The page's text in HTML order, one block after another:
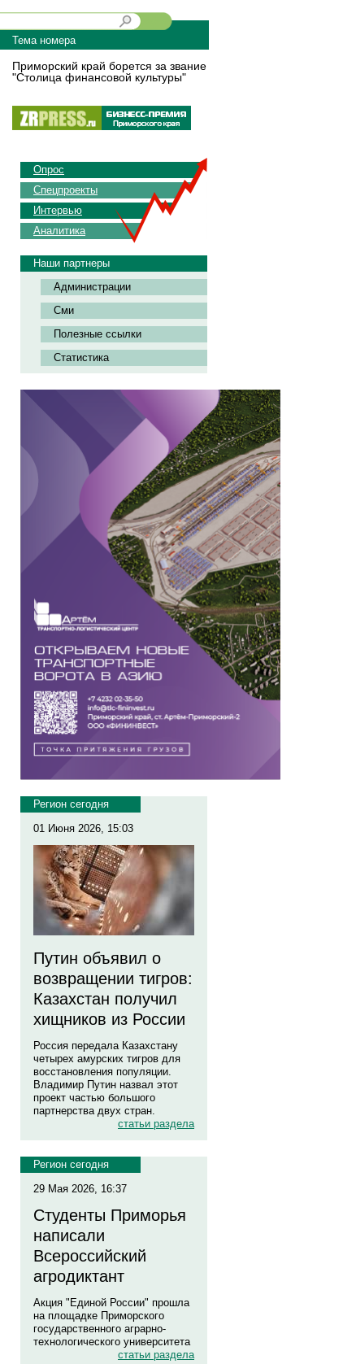
Тема номера
Приморский край борется за звание
"Столица финансовой культуры"
Опрос
Спецпроекты
Интервью
Аналитика
Наши партнеры
Администрации
Сми
Полезные ссылки
Статистика
Регион сегодня
01 Июня 2026, 15:03
Путин объявил о
возвращении тигров:
Казахстан получил
хищников из России
Россия передала Казахстану
четырех амурских тигров для
восстановления популяции.
Владимир Путин назвал этот
проект частью большого
партнерства двух стран.
статьи раздела
Регион сегодня
29 Мая 2026, 16:37
Студенты Приморья
написали
Всероссийский
агродиктант
Акция "Единой России" прошла
на площадке Приморского
государственного аграрно-
технологического университета
статьи раздела